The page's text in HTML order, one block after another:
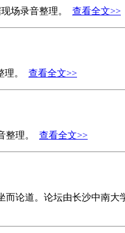
场录音整理。 查看全文>>
理。 查看全文>>
整理。 查看全文>>
论道。论坛由长沙中南大